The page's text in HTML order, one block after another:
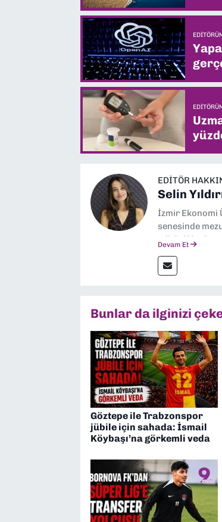
EDITÖR
Selin
İzmir Ekonomi
senesinde
editörlük
Devam Et
Bunlar da ilginizi
Göztepe ile Trabzonspor
jübile için sahada: İsmail
Köybaşı’na görkemli veda